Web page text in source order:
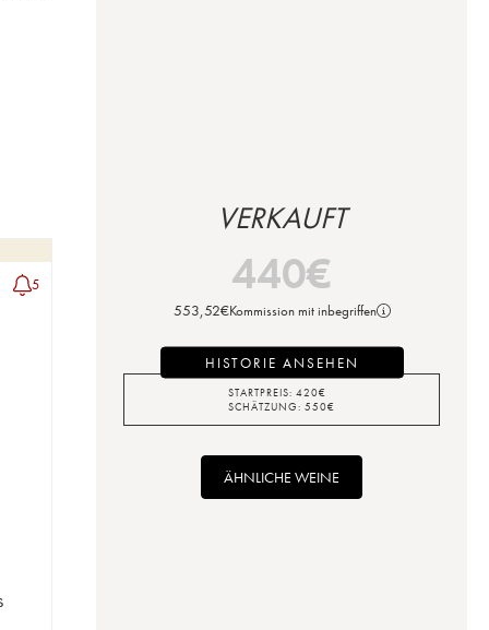
5
VERKAUFT
440€
553,52€Kommission mit inbegriffen
HISTORIE ANSEHEN
STARTPREIS: 420€
SCHÄTZUNG: 550€
ÄHNLICHE WEINE